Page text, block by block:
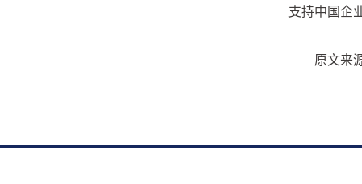
支持中国企
原文来